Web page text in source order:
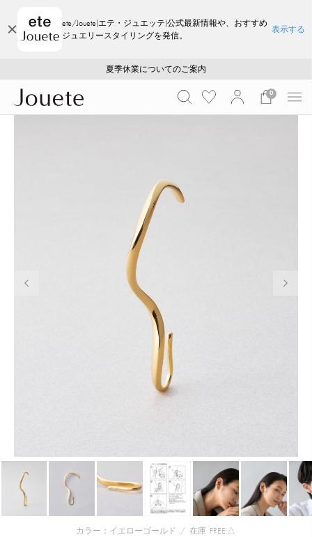
ete/Jouete(エテ・ジュエッテ)公式最新情報や、おすすめ
ジュエリースタイリングを発信。
表示する
採用のご案内
ご注文いただいたお品物のお届け状況について
夏季休業についてのご案内
WEB LIMITED ITEMS >>
採用のご案内
ご注文いただいたお品物のお届け状況について
0
カラー：イエローゴールド / 在庫 FREE:△